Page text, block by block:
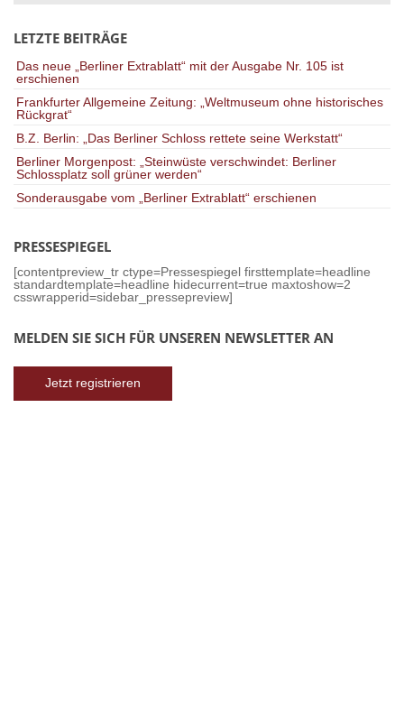
LETZTE BEITRÄGE
Das neue „Berliner Extrablatt“ mit der Ausgabe Nr. 105 ist
erschienen
Frankfurter Allgemeine Zeitung: „Weltmuseum ohne historisches
Rückgrat“
B.Z. Berlin: „Das Berliner Schloss rettete seine Werkstatt“
Berliner Morgenpost: „Steinwüste verschwindet: Berliner
Schlossplatz soll grüner werden“
Sonderausgabe vom „Berliner Extrablatt“ erschienen
PRESSESPIEGEL
[contentpreview_tr ctype=Pressespiegel firsttemplate=headline
standardtemplate=headline hidecurrent=true maxtoshow=2
csswrapperid=sidebar_pressepreview]
MELDEN SIE SICH FÜR UNSEREN NEWSLETTER AN
Jetzt registrieren